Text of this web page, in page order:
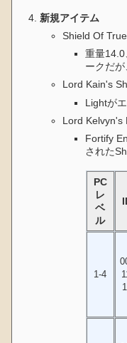
新規アイテム
Shield Of
重量
ークだが
Lord Kain's
Lightが
Lord Kelvyn's
Fortify
された
PC
レ
ベ
ル
1-4